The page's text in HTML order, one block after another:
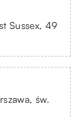
Sussex, 49
św.